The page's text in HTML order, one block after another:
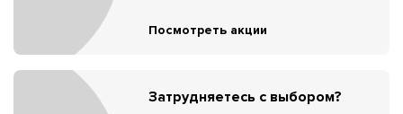
Посмотреть акции
Затрудняетесь с выбором?